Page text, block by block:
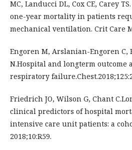
MC, Landucci DL, Cox CE, Carey
one-year mortality in patients
mechanical ventilation. Crit Care
Engoren M, Arslanian-Engoren C,
N.Hospital and longterm outcome
respiratory
Friedrich JO, Wilson G, Chant
clinical predictors of hospital
intensive care unit patients: a
2018;10:R59.